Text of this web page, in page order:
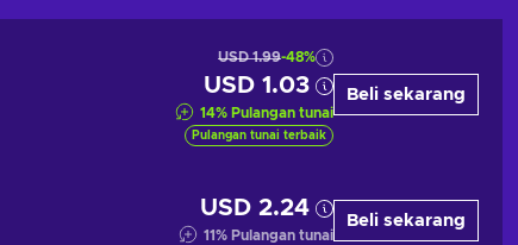
USD 1.99-48%
USD 1.03
14% Pulangan tunai
Pulangan tunai terbaik
Beli sekarang
USD 2.24
11% Pulangan tunai
Beli sekarang